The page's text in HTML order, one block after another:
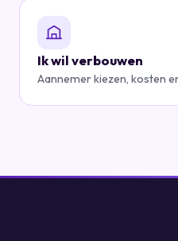
Ik wil verbouwen
Aannemer kiezen, kosten